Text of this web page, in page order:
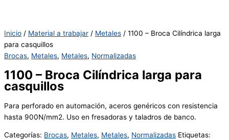
Inicio / Material a trabajar / Metales / 1100 – Broca Cilíndrica larga
para casquillos
Brocas, Metales, Metales, Normalizadas
1100 – Broca Cilíndrica larga para
casquillos
Para perforado en automación, aceros genéricos con resistencia
hasta 900N/mm2. Uso en fresadoras y taladros de banco.
Categorías: Brocas, Metales, Metales, Normalizadas Etiquetas: